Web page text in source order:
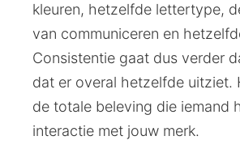
kleuren, hetzelfde lettertype,
van communiceren en
Consistentie gaat dus verder
dat er overal hetzelfde uitziet.
de totale beleving die iemand
interactie met jouw merk.